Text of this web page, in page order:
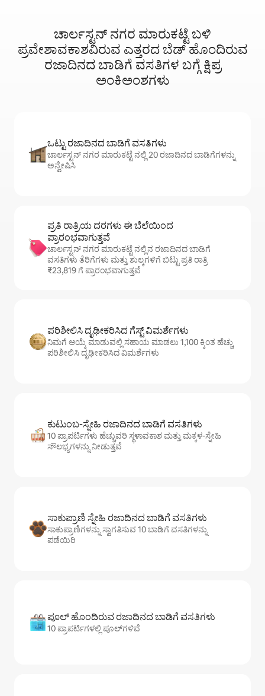
ಚಾರ್ಲಸ್ಟನ್ ನಗರ ಮಾರುಕಟ್ಟೆ ಬಳಿ
ಪ್ರವೇಶಾವಕಾಶವಿರುವ ಎತ್ತರದ ಬೆಡ್‌ ಹೊಂದಿರುವ
ರಜಾದಿನದ ಬಾಡಿಗೆ ವಸತಿಗಳ ಬಗ್ಗೆ ಕ್ಷಿಪ್ರ
ಅಂಕಿಅಂಶಗಳು
ಒಟ್ಟು ರಜಾದಿನದ ಬಾಡಿಗೆ ವಸತಿಗಳು
ಚಾರ್ಲಸ್ಟನ್ ನಗರ ಮಾರುಕಟ್ಟೆ ನಲ್ಲಿ 20 ರಜಾದಿನದ ಬಾಡಿಗೆಗಳನ್ನು
ಅನ್ವೇಷಿಸಿ
ಪ್ರತಿ ರಾತ್ರಿಯ ದರಗಳು ಈ ಬೆಲೆಯಿಂದ
ಪ್ರಾರಂಭವಾಗುತ್ತವೆ
ಚಾರ್ಲಸ್ಟನ್ ನಗರ ಮಾರುಕಟ್ಟೆ ನಲ್ಲಿನ ರಜಾದಿನದ ಬಾಡಿಗೆ
ವಸತಿಗಳು ತೆರಿಗೆಗಳು ಮತ್ತು ಶುಲ್ಕಗಳಿಗೆ ಬಿಟ್ಟು ಪ್ರತಿ ರಾತ್ರಿ
₹23,819 ಗೆ ಪ್ರಾರಂಭವಾಗುತ್ತವೆ
ಪರಿಶೀಲಿಸಿ ದೃಢೀಕರಿಸಿದ ಗೆಸ್ಟ್ ವಿಮರ್ಶೆಗಳು
ನಿಮಗೆ ಆಯ್ಕೆ ಮಾಡುವಲ್ಲಿ ಸಹಾಯ ಮಾಡಲು 1,100 ಕ್ಕಿಂತ ಹೆಚ್ಚು
ಪರಿಶೀಲಿಸಿ ದೃಢೀಕರಿಸಿದ ವಿಮರ್ಶೆಗಳು
ಕುಟುಂಬ-ಸ್ನೇಹಿ ರಜಾದಿನದ ಬಾಡಿಗೆ ವಸತಿಗಳು
10 ಪ್ರಾಪರ್ಟಿಗಳು ಹೆಚ್ಚುವರಿ ಸ್ಥಳಾವಕಾಶ ಮತ್ತು ಮಕ್ಕಳ-ಸ್ನೇಹಿ
ಸೌಲಭ್ಯಗಳನ್ನು ನೀಡುತ್ತವೆ
ಸಾಕುಪ್ರಾಣಿ ಸ್ನೇಹಿ ರಜಾದಿನದ ಬಾಡಿಗೆ ವಸತಿಗಳು
ಸಾಕುಪ್ರಾಣಿಗಳನ್ನು ಸ್ವಾಗತಿಸುವ 10 ಬಾಡಿಗೆ ವಸತಿಗಳನ್ನು
ಪಡೆಯಿರಿ
ಪೂಲ್ ಹೊಂದಿರುವ ರಜಾದಿನದ ಬಾಡಿಗೆ ವಸತಿಗಳು
10 ಪ್ರಾಪರ್ಟಿಗಳಲ್ಲಿ ಪೂಲ್‌‌‌‌‌‌‌‌‌ಗಳಿವೆ